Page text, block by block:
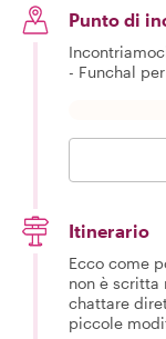
Punto di
- Funchal
Itinerario
Ecco come
non è scritta
chattare
piccole